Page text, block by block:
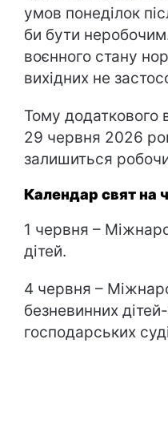
умов понеділок
би бути
воєнного стану
вихідних не
Тому додаткового
29 червня 2026
залишиться
Календар свят на
1 червня –
дітей.
4 червня –
безневинних
господарських